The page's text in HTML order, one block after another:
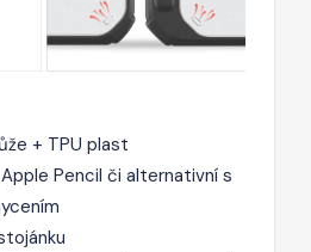
+ TPU plast
Pencil či alternativní s